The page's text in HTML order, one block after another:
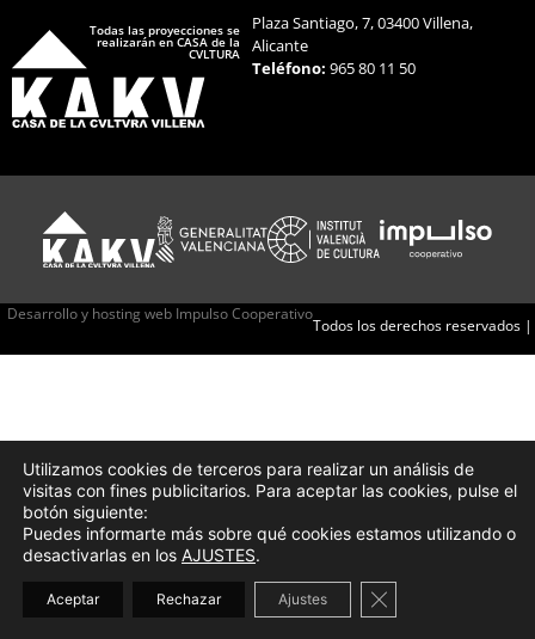
Todas las proyecciones se
realizarán en CASA de la
CVLTURA
Plaza Santiago, 7, 03400 Villena,
Alicante
Teléfono:965 80 11 50
Todos los derechos reservados |
Desarrollo y hosting web Impulso Cooperativo
Utilizamos cookies de terceros para realizar un análisis de
visitas con fines publicitarios. Para aceptar las cookies, pulse el
botón siguiente:
Puedes informarte más sobre qué cookies estamos utilizando o
desactivarlas en los AJUSTES.
Aceptar Rechazar Ajustes Cerrar el banner de